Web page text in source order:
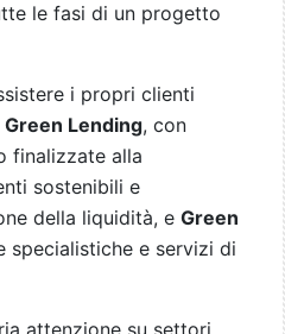
le fasi di un progetto
i propri clienti
Green Lending, con
finalizzate alla
sostenibili e
della liquidità, e Green
specialistiche e servizi di